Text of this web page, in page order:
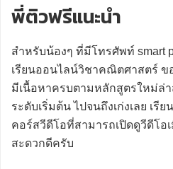
พี่ติวฟรีแนะนำ
สำหรับน้องๆ ที่มีโทรศัพท์ smart
เรียนออนไลน์วิชาคณิตศาสตร์ ข
มีเนื้อหาครบตามหลักสูตรใหม่ล่
ระดับเริ่มต้น ไปจนถึงเก่งเลย เรีย
คอร์สวีดีโอที่สามารถเปิดดูวีดีโอ
สะดวกดีครับ